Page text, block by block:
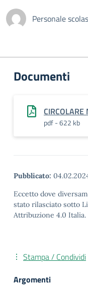
Personale
Documenti
pdf - 622 kb
Pubblicato:
Eccetto dove
stato rilasciato sotto
Attribuzione 4.0 Italia.
Stampa / Condividi
Argomenti